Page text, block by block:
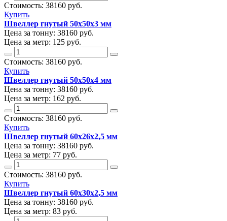
Стоимость: 38160 руб.
Купить
Швеллер гнутый 50х50х3 мм
Цена за тонну: 38160 руб.
Цена за метр: 125 руб.
Стоимость: 38160 руб.
Купить
Швеллер гнутый 50х50х4 мм
Цена за тонну: 38160 руб.
Цена за метр: 162 руб.
Стоимость: 38160 руб.
Купить
Швеллер гнутый 60х26х2,5 мм
Цена за тонну: 38160 руб.
Цена за метр: 77 руб.
Стоимость: 38160 руб.
Купить
Швеллер гнутый 60х30х2,5 мм
Цена за тонну: 38160 руб.
Цена за метр: 83 руб.